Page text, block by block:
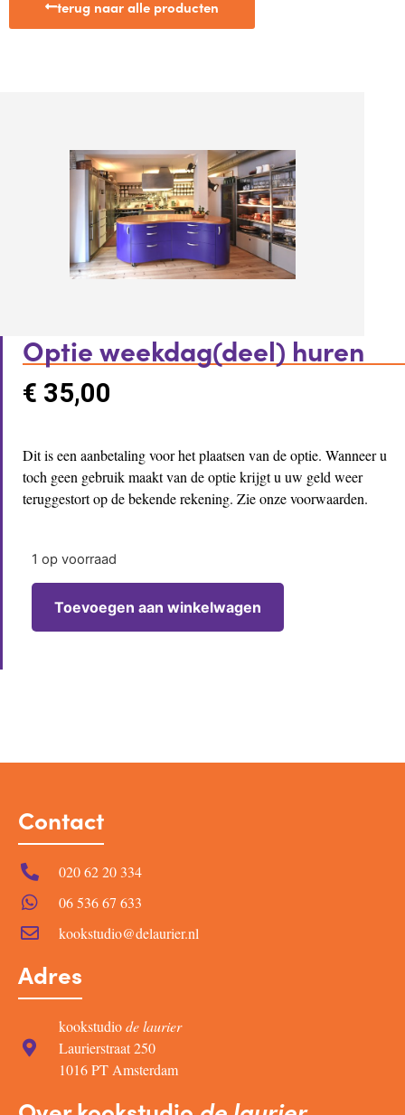
terug naar alle producten
Optie weekdag(deel) huren
€ 35,00
Dit is een aanbetaling voor het plaatsen van de optie. Wanneer u
toch geen gebruik maakt van de optie krijgt u uw geld weer
teruggestort op de bekende rekening. Zie onze voorwaarden.
1 op voorraad
Toevoegen aan winkelwagen
Contact
020 62 20 334
06 536 67 633
kookstudio@delaurier.nl
Adres
kookstudiode laurier
Laurierstraat 250
1016 PT Amsterdam